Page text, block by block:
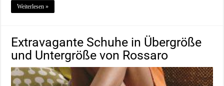
Weiterlesen »
Extravagante Schuhe in Übergröße
und Untergröße von Rossaro